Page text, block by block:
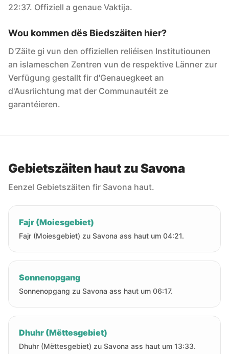
22:37. Offiziell a genaue Vaktija.
Wou kommen dës Biedszäiten hier?
D'Zäite gi vun den offiziellen reliéisen Institutiounen
an islameschen Zentren vun de respektive Länner zur
Verfügung gestallt fir d'Genauegkeet an
d'Ausriichtung mat der Communautéit ze
garantéieren.
Gebietszäiten haut zu Savona
Eenzel Gebietszäiten fir Savona haut.
Fajr (Moiesgebiet)
Fajr (Moiesgebiet) zu Savona ass haut um 04:21.
Sonnenopgang
Sonnenopgang zu Savona ass haut um 06:17.
Dhuhr (Mëttesgebiet)
Dhuhr (Mëttesgebiet) zu Savona ass haut um 13:33.